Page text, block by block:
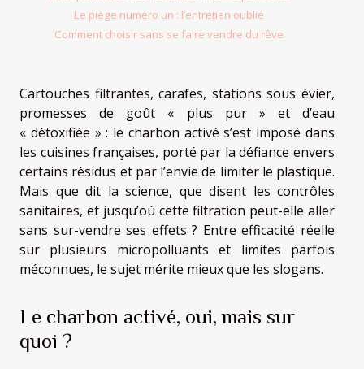
Le piège numéro un : l’entretien oublié
Comment choisir sans se faire vendre du rêve
Cartouches filtrantes, carafes, stations sous évier,
promesses de goût « plus pur » et d’eau
« détoxifiée » : le charbon activé s’est imposé dans
les cuisines françaises, porté par la défiance envers
certains résidus et par l’envie de limiter le plastique.
Mais que dit la science, que disent les contrôles
sanitaires, et jusqu’où cette filtration peut-elle aller
sans sur-vendre ses effets ? Entre efficacité réelle
sur plusieurs micropolluants et limites parfois
méconnues, le sujet mérite mieux que les slogans.
Le charbon activé, oui, mais sur
quoi ?